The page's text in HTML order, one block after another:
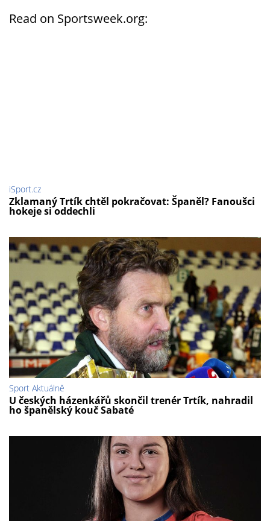
Read on Sportsweek.org:
iSport.cz
Zklamaný Trtík chtěl pokračovat: Španěl? Fanoušci
hokeje si oddechli
Sport Aktuálně
U českých házenkářů skončil trenér Trtík, nahradil
ho španělský kouč Sabaté